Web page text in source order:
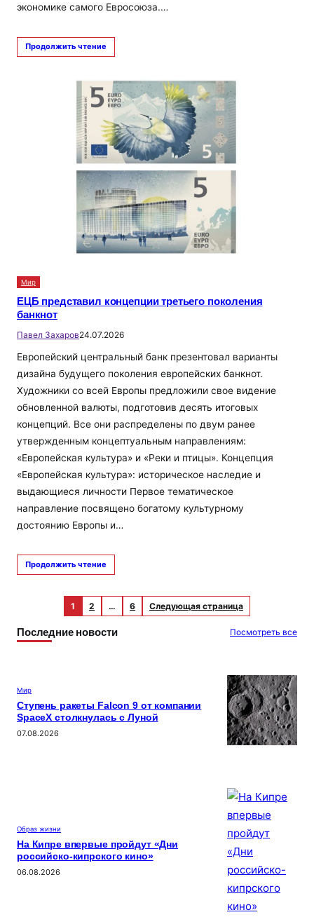
экономике самого Евросоюза.…
Продолжить чтение
Мир
ЕЦБ представил концепции третьего поколения
банкнот
Павел Захаров24.07.2026
Европейский центральный банк презентовал варианты
дизайна будущего поколения европейских банкнот.
Художники со всей Европы предложили свое видение
обновленной валюты, подготовив десять итоговых
концепций. Все они распределены по двум ранее
утвержденным концептуальным направлениям:
«Европейская культура» и «Реки и птицы». Концепция
«Европейская культура»: историческое наследие и
выдающиеся личности Первое тематическое
направление посвящено богатому культурному
достоянию Европы и…
Продолжить чтение
1 2 … 6 Следующая страница
Последние новости Посмотреть все
Мир
Ступень ракеты Falcon 9 от компании
SpaceX столкнулась с Луной
07.08.2026
Образ жизни
На Кипре впервые пройдут «Дни
российско-кипрского кино»
06.08.2026